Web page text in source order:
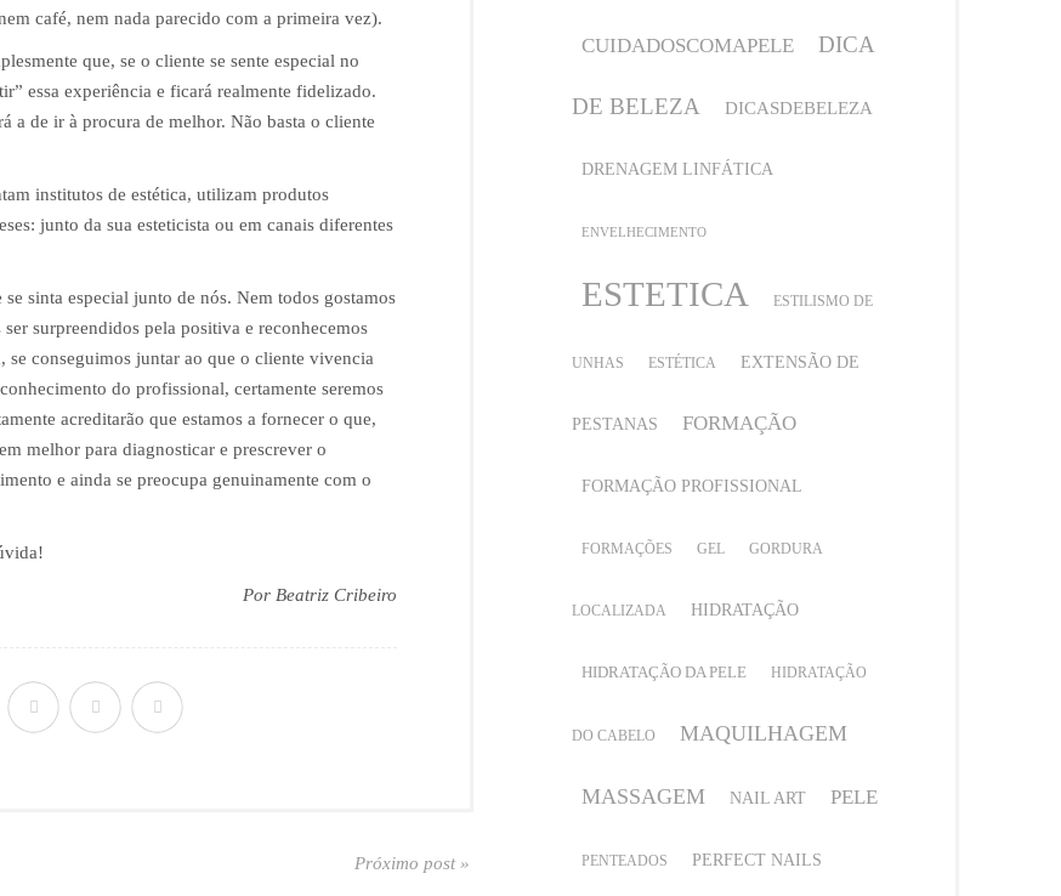
café, nem nada parecido com a primeira vez).
que, se o cliente se sente especial no
essa experiência e ficará realmente fidelizado.
a de ir à procura de melhor. Não basta o cliente
institutos de estética, utilizam produtos
junto da sua esteticista ou em canais diferentes
sinta especial junto de nós. Nem todos gostamos
surpreendidos pela positiva e reconhecemos
conseguimos juntar ao que o cliente vivencia
do profissional, certamente seremos
acreditarão que estamos a fornecer o que,
melhor para diagnosticar e prescrever o
e ainda se preocupa genuinamente com o
Por Beatriz Cribeiro
Próximo post »
CUIDADOSCOMAPELE DICA
DE BELEZA DICASDEBELEZA
DRENAGEM LINFÁTICA
ENVELHECIMENTO
ESTETICA ESTILISMO DE
UNHAS ESTÉTICA EXTENSÃO DE
PESTANAS FORMAÇÃO
FORMAÇÃO PROFISSIONAL
FORMAÇÕES GEL GORDURA
LOCALIZADA HIDRATAÇÃO
HIDRATAÇÃO DA PELE HIDRATAÇÃO
DO CABELO MAQUILHAGEM
MASSAGEM NAIL ART PELE
PENTEADOS PERFECT NAILS